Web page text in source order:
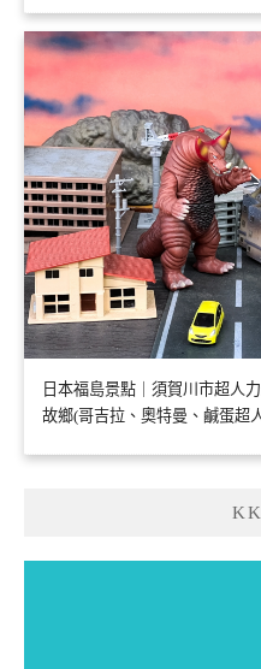
日本福島景點｜須賀川市超人
故鄉(哥吉拉、奧特曼、鹹蛋超